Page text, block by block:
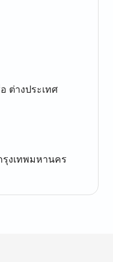
ต่างประเทศ
รุงเทพมหานคร